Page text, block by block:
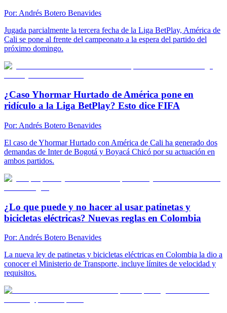
Por: Andrés Botero Benavides
Jugada parcialmente la tercera fecha de la Liga BetPlay, América de
Cali se pone al frente del campeonato a la espera del partido del
próximo domingo.
¿Caso Yhormar Hurtado de América pone en
ridículo a la Liga BetPlay? Esto dice FIFA
Por: Andrés Botero Benavides
El caso de Yhormar Hurtado con América de Cali ha generado dos
demandas de Inter de Bogotá y Boyacá Chicó por su actuación en
ambos partidos.
¿Lo que puede y no hacer al usar patinetas y
bicicletas eléctricas? Nuevas reglas en Colombia
Por: Andrés Botero Benavides
La nueva ley de patinetas y bicicletas eléctricas en Colombia la dio a
conocer el Ministerio de Transporte, incluye límites de velocidad y
requisitos.